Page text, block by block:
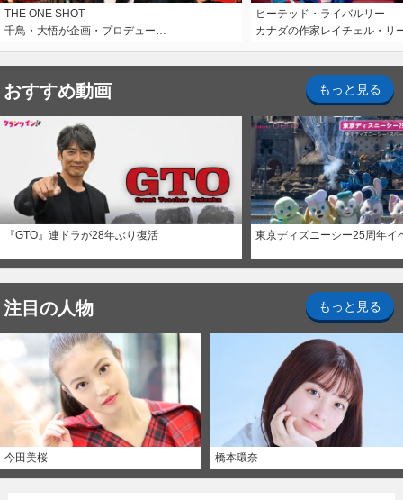
THE ONE SHOT
千鳥・大悟が企画・プロデュー…
ヒーテッド・ライバルリー
カナダの作家レイチェル・リ
おすすめ動画 もっと見る
『GTO』連ドラが28年ぶり復活 東京ディズニーシー25周年イ
注目の人物 もっと見る
今田美桜 橋本環奈